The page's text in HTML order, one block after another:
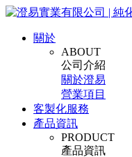
關於
ABOUT
公司介紹
關於澄易
營業項目
客製化服務
產品資訊
PRODUCT
產品資訊